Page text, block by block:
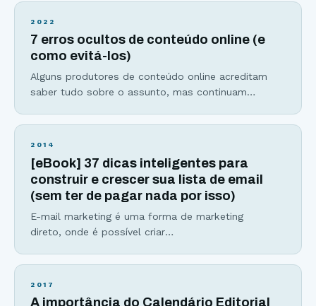
transformar esse interesse em comum em um
2022
7 erros ocultos de conteúdo online (e
como evitá-los)
Alguns produtores de conteúdo online acreditam
saber tudo sobre o assunto, mas continuam
dificultam a conquista dos resultados que o
online e o que você pode fazer para evitá-los. Erro
#1:
2014
[eBook] 37 dicas inteligentes para
construir e crescer sua lista de email
(sem ter de pagar nada por isso)
E-mail marketing é uma forma de marketing
direto, onde é possível criar
envio de e-mails. Se você não tem uma estratégia
2017
A importância do Calendário Editorial